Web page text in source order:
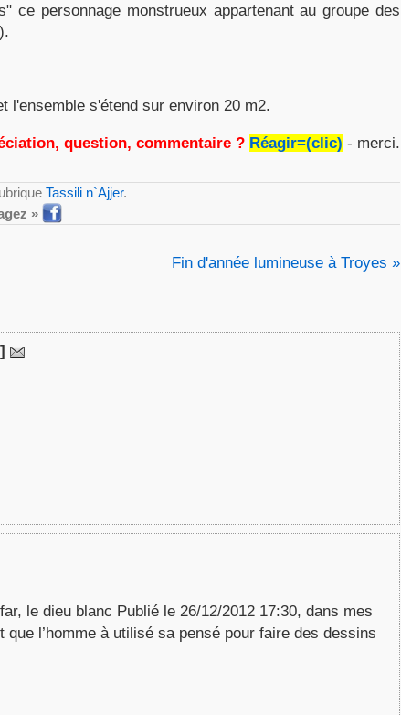
ce personnage monstrueux appartenant au groupe des
l'ensemble s'étend sur environ 20 m2.
question, commentaire ? Réagir=(clic) - merci.
Tassili n`Ajjer.
»
Fin d'année lumineuse à Troyes »
le dieu blanc Publié le 26/12/2012 17:30, dans mes
que l’homme à utilisé sa pensé pour faire des dessins